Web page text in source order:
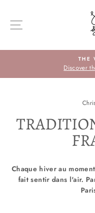
contenu
NAVIGATION DU
THE
Discover
Chaque hiver au
fait sentir dans l'air.